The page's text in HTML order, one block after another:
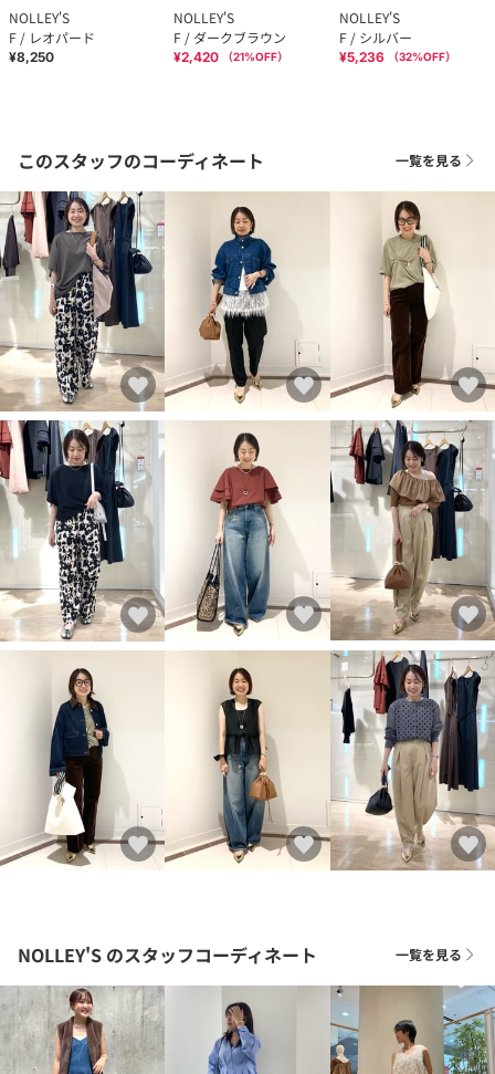
NOLLEY'S
F / レオパード
¥8,250
NOLLEY'S
F / ダークブラウン
¥2,420 （21%OFF）
NOLLEY'S
F / シルバー
¥5,236 （32%OFF）
このスタッフのコーディネート 一覧を見る
NOLLEY'S のスタッフコーディネート 一覧を見る